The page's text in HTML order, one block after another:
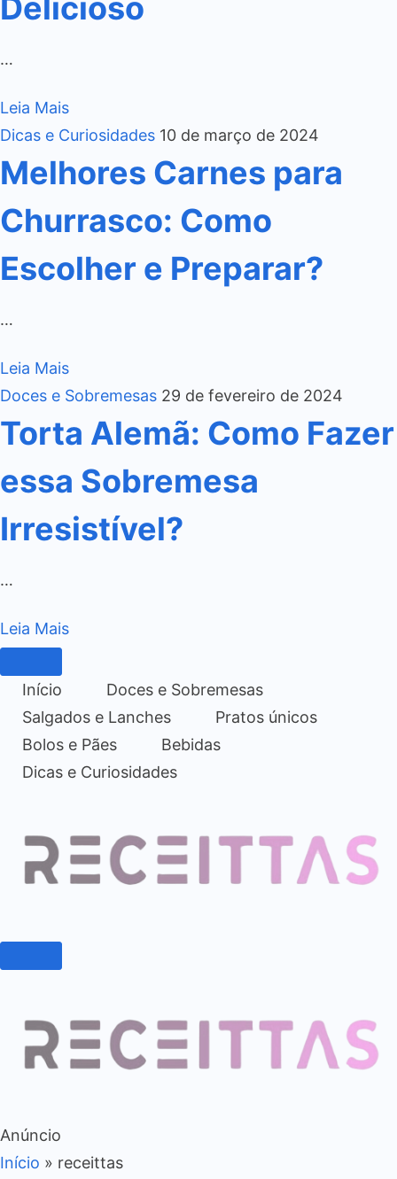
Delicioso
…
Leia Mais
Dicas e Curiosidades 10 de março de 2024
Melhores Carnes para
Churrasco: Como
Escolher e Preparar?
…
Leia Mais
Doces e Sobremesas 29 de fevereiro de 2024
Torta Alemã: Como Fazer
essa Sobremesa
Irresistível?
…
Leia Mais
Início
Doces e Sobremesas
Salgados e Lanches
Pratos únicos
Bolos e Pães
Bebidas
Dicas e Curiosidades
Anúncio
Início » receittas